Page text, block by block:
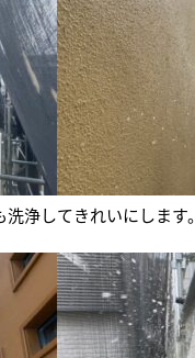
浄してきれいにします。